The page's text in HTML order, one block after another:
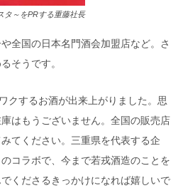
タ～をPRする重藤社長
全国の日本名門酒会加盟店など。さ
そうです。
クするお酒が出来上がりました。思
はもうございません。全国の販売店
てください。三重県を代表する企
コラボで、今まで若戎酒造のことを
くださるきっかけになれば嬉しいで